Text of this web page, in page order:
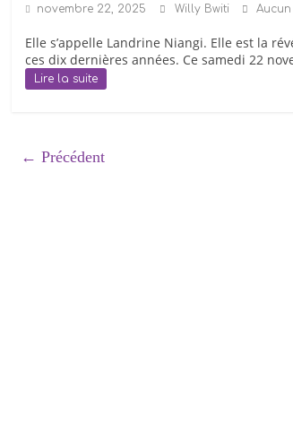
novembre 22, 2025 Willy Bwiti
Elle s’appelle Landrine Niangi. Elle est la
ces dix dernières années. Ce samedi 22
Lire la suite
← Précédent